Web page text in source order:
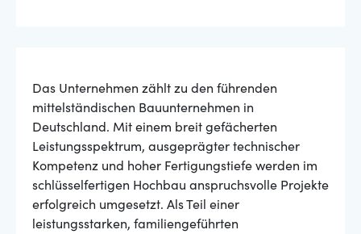
Das Unternehmen zählt zu den führenden
mittelständischen Bauunternehmen in
Deutschland. Mit einem breit gefächerten
Leistungsspektrum, ausgeprägter technischer
Kompetenz und hoher Fertigungstiefe werden im
schlüsselfertigen Hochbau anspruchsvolle Projekte
erfolgreich umgesetzt. Als Teil einer
leistungsstarken, familiengeführten